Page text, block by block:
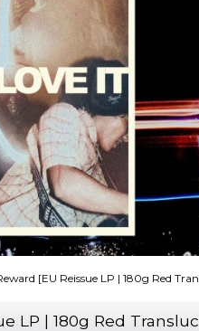
[EU Reissue LP | 180g Red
| 180g Red